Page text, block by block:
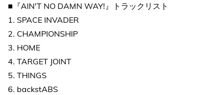
■『AIN'T NO DAMN WAY!』トラックリスト
1. SPACE INVADER
2. CHAMPIONSHIP
3. HOME
4. TARGET JOINT
5. THINGS
6. backstABS